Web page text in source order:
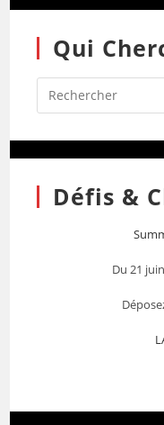
Qui
Défis &
Du 21